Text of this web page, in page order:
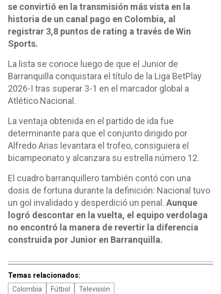
se convirtió en la transmisión más vista en la
historia de un canal pago en Colombia, al
registrar 3,8 puntos de rating a través de Win
Sports.
La lista se conoce luego de que el Junior de
Barranquilla conquistara el título de la Liga BetPlay
2026-I tras superar 3-1 en el marcador global a
Atlético Nacional.
La ventaja obtenida en el partido de ida fue
determinante para que el conjunto dirigido por
Alfredo Arias levantara el trofeo, consiguiera el
bicampeonato y alcanzara su estrella número 12.
El cuadro barranquillero también contó con una
dosis de fortuna durante la definición: Nacional tuvo
un gol invalidado y desperdició un penal. Aunque
logró descontar en la vuelta, el equipo verdolaga
no encontró la manera de revertir la diferencia
construida por Junior en Barranquilla.
Temas relacionados:
Colombia Fútbol Televisión